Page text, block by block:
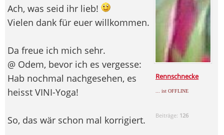
Rennschnecke
... ist OFFLINE
Beiträge: 126
Ach, was seid ihr lieb!
Vielen dank für euer willkommen.
Da freue ich mich sehr.
@ Odem, bevor ich es vergesse:
Hab nochmal nachgesehen, es
heisst VINI-Yoga!
So, das wär schon mal korrigiert.